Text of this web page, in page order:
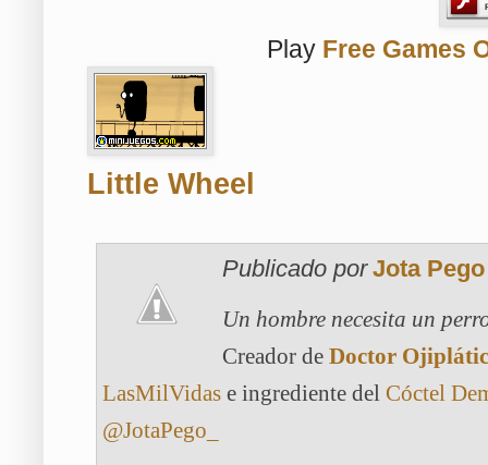
Play Free Games
Little Wheel
Publicado por Jota Pego
Un hombre necesita un
Creador de Doctor
LasMilVidas e ingrediente del Cóctel
@JotaPego_